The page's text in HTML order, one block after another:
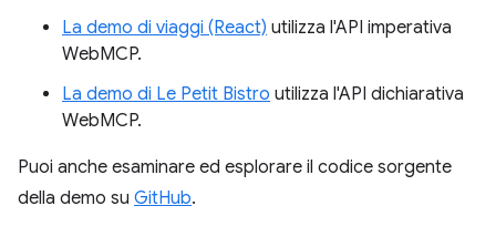
La demo di viaggi (React) utilizza l'API imperativa
WebMCP.
La demo di Le Petit Bistro utilizza l'API dichiarativa
WebMCP.
Puoi anche esaminare ed esplorare il codice sorgente
della demo su GitHub.